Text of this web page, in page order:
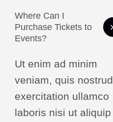
Where Can I
Purchase Tickets to
Events?
Ut enim ad minim
veniam, quis nostrud
exercitation ullamco
laboris nisi ut aliquip